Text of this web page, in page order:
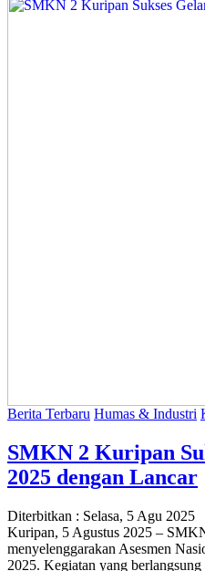
Berita Terbaru Humas & Industri
SMKN 2 Kuripan
2025 dengan Lancar
Diterbitkan : Selasa, 5 Agu 2025
Kuripan, 5 Agustus 2025 –
menyelenggarakan Asesmen
2025. Kegiatan yang